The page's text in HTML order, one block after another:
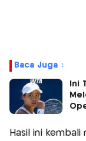
Baca Juga :
Ini
Hasil ini